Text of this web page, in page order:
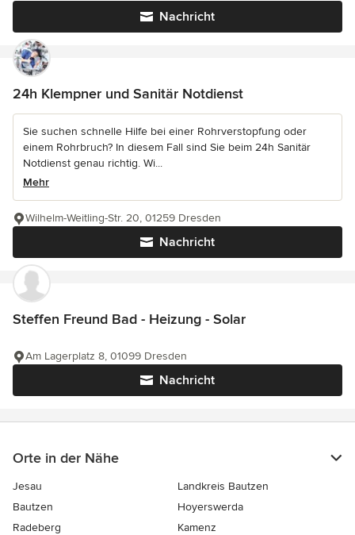
Nachricht
24h Klempner und Sanitär Notdienst
Sie suchen schnelle Hilfe bei einer Rohrverstopfung oder
einem Rohrbruch? In diesem Fall sind Sie beim 24h Sanitär
Notdienst genau richtig. Wi...
Mehr
Nachricht
Wilhelm-Weitling-Str. 20, 01259 Dresden
Steffen Freund Bad - Heizung - Solar
Nachricht
Am Lagerplatz 8, 01099 Dresden
Orte in der Nähe
Jesau
Landkreis Bautzen
Bautzen
Hoyerswerda
Radeberg
Kamenz